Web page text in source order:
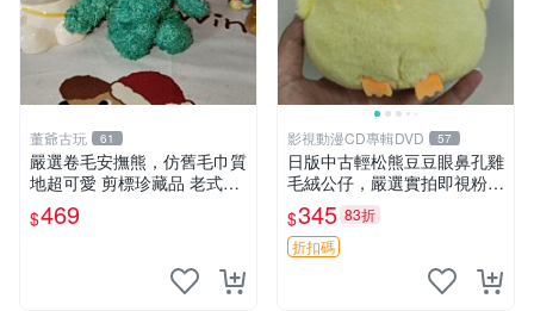
董爺古玩 61
嚴選卷毛安撫熊，仿舊毛巾質
地超可愛 剪標珍藏品 老式毛
巾質地 安撫熊 款式
$469
影視動漫CD專輯DVD 57
日版中古輕松熊豆豆眼鼻孔雞
毛絨公仔，嚴選實拍即視粉絲
必買 公仔紙箱氣泡膜精心包
裝快速發貨 輕松熊 公仔 雞毛
絨
$345 83折
折扣碼